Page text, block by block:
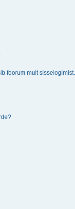
foorum mult sisselogimist.